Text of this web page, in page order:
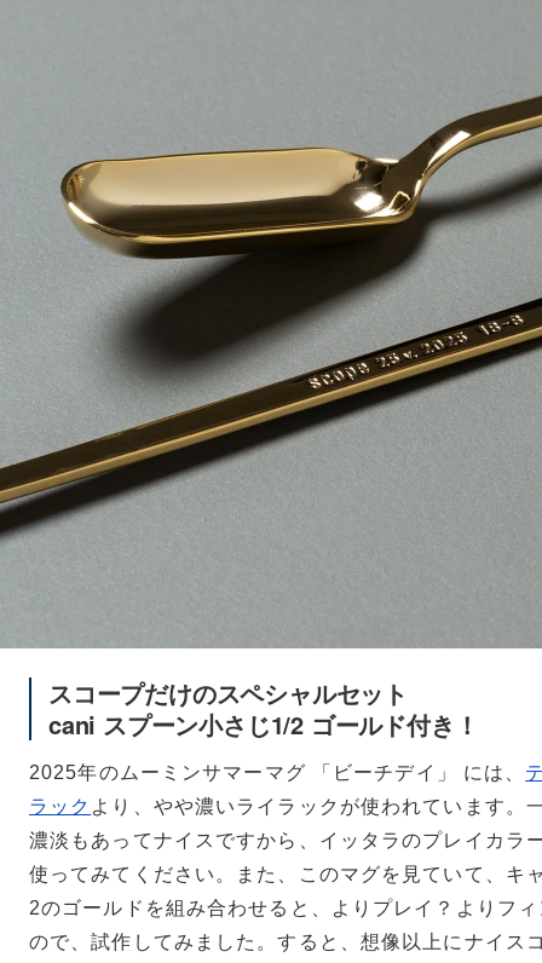
スコープだけのスペシャルセット
cani スプーン小さじ1/2 ゴールド付き！
2025年のムーミンサマーマグ 「ビーチデイ」 には、
ラック より、やや濃いライラックが使われています。
濃淡もあってナイスですから、イッタラのプレイカラ
使ってみてください。また、このマグを見ていて、キ
2のゴールドを組み合わせると、よりプレイ？よりフ
ので、試作してみました。すると、想像以上にナイス